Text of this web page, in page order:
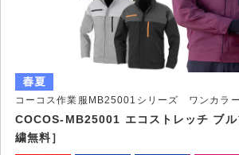
コーコス作業服MB25001シリーズ ワンカラ
COCOS-MB25001 エコストレッチ ブル
繍無料］